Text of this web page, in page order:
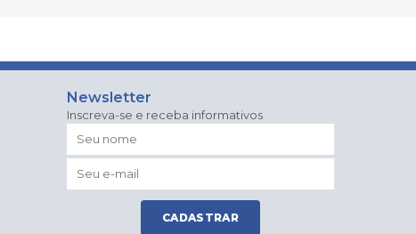
Newsletter
Inscreva-se e receba informativos
CADASTRAR